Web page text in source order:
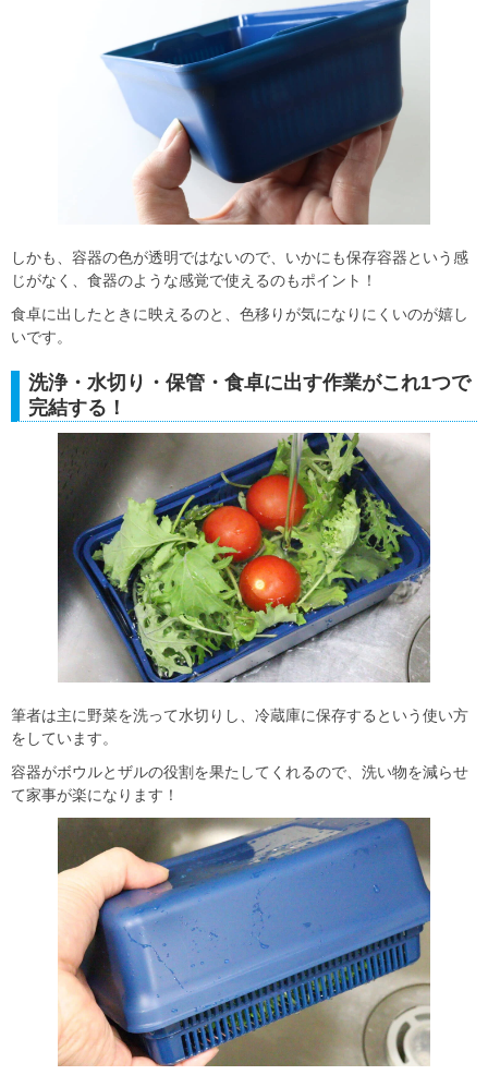
しかも、容器の色が透明ではないので、いかにも保存容器という感
じがなく、食器のような感覚で使えるのもポイント！
食卓に出したときに映えるのと、色移りが気になりにくいのが嬉し
いです。
洗浄・水切り・保管・食卓に出す作業がこれ1つで
完結する！
筆者は主に野菜を洗って水切りし、冷蔵庫に保存するという使い方
をしています。
容器がボウルとザルの役割を果たしてくれるので、洗い物を減らせ
て家事が楽になります！